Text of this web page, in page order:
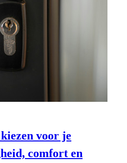
voor je
comfort en